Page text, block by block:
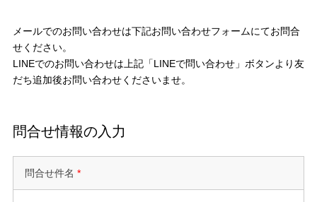
メールでのお問い合わせは下記お問い合わせフォームにてお問合
せください。
LINEでのお問い合わせは上記「LINEで問い合わせ」ボタンより友
だち追加後お問い合わせくださいませ。
問合せ情報の入力
問合せ件名 *